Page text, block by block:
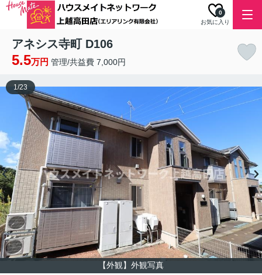
お気に入り
0
アネシス寺町 D106
5.5万円 管理/共益費 7,000円
【外観】外観写真
1/23